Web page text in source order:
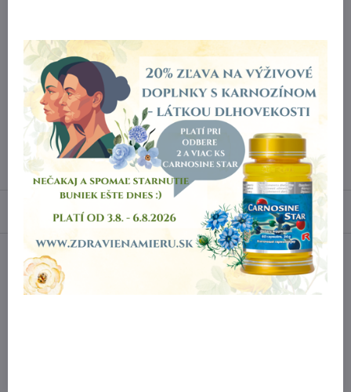
Viac z kategórie
Všetky produkty Bio kozmetika pre deti
Doplnkové informácie
Balenie: : 50 ml
Výrobca:: Saloos
Diskusia 0
Facebook LinkedInWhatsApp
E-
mail